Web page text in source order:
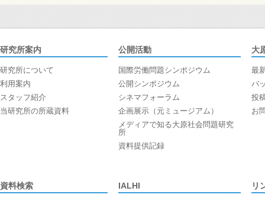
研究所案内
研究所について
利用案内
スタッフ紹介
当研究所の所蔵資料
公開活動
国際労働問題シンポジウム
公開シンポジウム
シネマフォーラム
企画展示（元ミュージアム）
メディアで知る大原社会問題研究
所
資料提供記録
大
最
バ
投
お
資料検索 IALHI リ